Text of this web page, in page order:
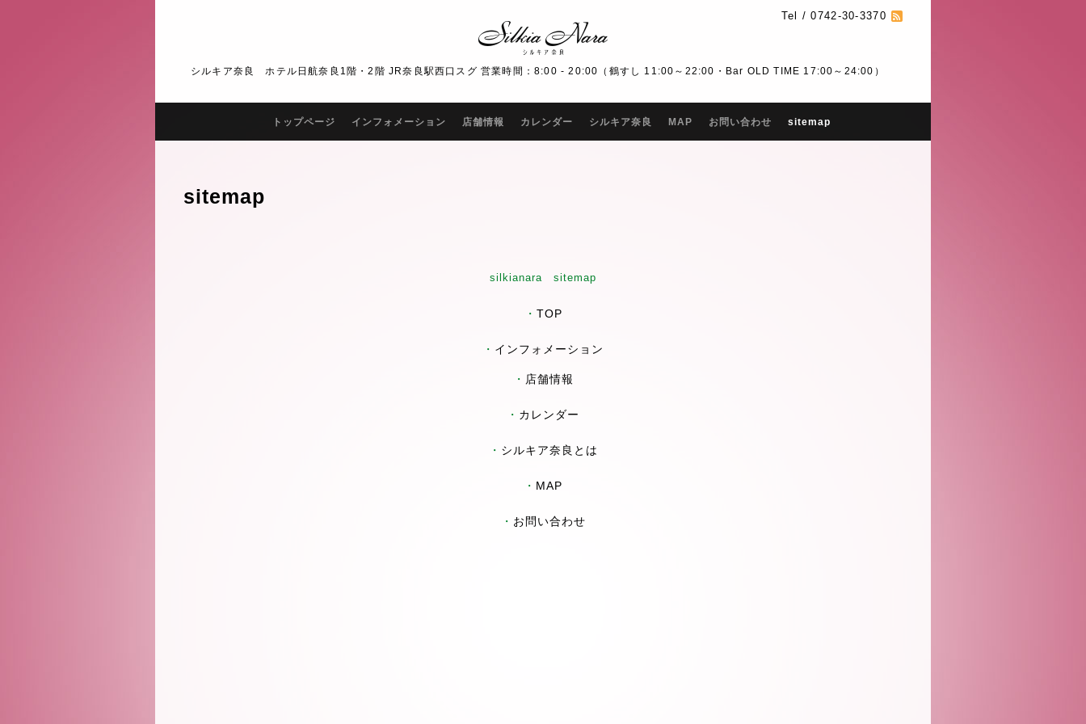
Tel / 0742-30-3370
シルキア奈良 ホテル日航奈良1階・2階 JR奈良駅西口スグ 営業時間：8:00 - 20:00（鶴すし 11:00～22:00・Bar OLD TIME 17:00～24:00）
トップページ インフォメーション 店舗情報 カレンダー シルキア奈良 MAP お問い合わせ sitemap
sitemap
silkianara sitemap
・ TOP
・ インフォメーション
・ 店舗情報
・ カレンダー
・ シルキア奈良とは
・ MAP
・ お問い合わせ